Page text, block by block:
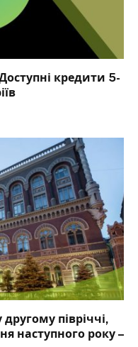
кредити 5-
півріччі,
наступного року –